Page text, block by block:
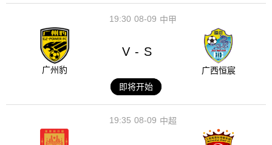
08-09
19:30 中甲
广州豹
V - S
广西恒宸
即将开始
08-09
19:35 中超